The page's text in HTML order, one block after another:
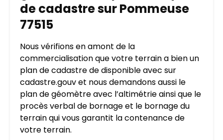
de cadastre sur Pommeuse
77515
Nous vérifions en amont de la
commercialisation que votre terrain a bien un
plan de cadastre de disponible avec sur
cadastre.gouv et nous demandons aussi le
plan de géomètre avec l’altimétrie ainsi que le
procès verbal de bornage et le bornage du
terrain qui vous garantit la contenance de
votre terrain.